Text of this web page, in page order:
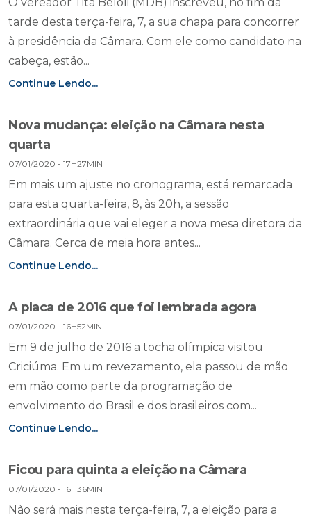
tarde desta terça-feira, 7, a sua chapa para concorrer
à presidência da Câmara. Com ele como candidato na
cabeça, estão...
Continue Lendo...
Nova mudança: eleição na Câmara nesta
quarta
07/01/2020 - 17H27MIN
Em mais um ajuste no cronograma, está remarcada
para esta quarta-feira, 8, às 20h, a sessão
extraordinária que vai eleger a nova mesa diretora da
Câmara. Cerca de meia hora antes...
Continue Lendo...
A placa de 2016 que foi lembrada agora
07/01/2020 - 16H52MIN
Em 9 de julho de 2016 a tocha olímpica visitou
Criciúma. Em um revezamento, ela passou de mão
em mão como parte da programação de
envolvimento do Brasil e dos brasileiros com...
Continue Lendo...
Ficou para quinta a eleição na Câmara
07/01/2020 - 16H36MIN
Não será mais nesta terça-feira, 7, a eleição para a